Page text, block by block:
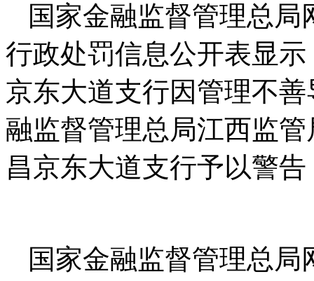
国家金融监督管理总局
行政处罚信息公开表显
京东大道支行因管理不
融监督管理总局江西监
昌京东大道支行予以警
国家金融监督管理总局